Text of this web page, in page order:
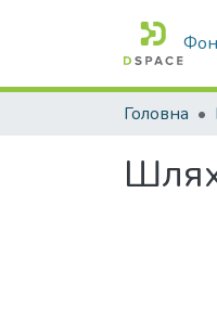
Головна